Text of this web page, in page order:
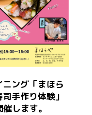
ング「まほら
手作り体験」
します。